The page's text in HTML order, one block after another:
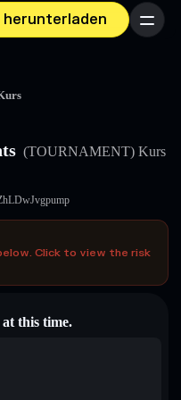
Menü
(TOURNAMENT) Kurs
Click to view the risk
this time.